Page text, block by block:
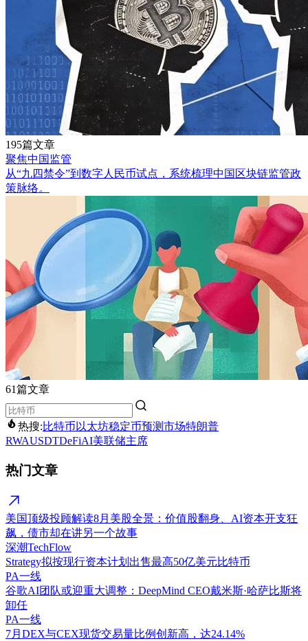
195篇文章
聚焦中国监管
从“九四禁令”到数字人民币试点，系统梳理中国区块链监管政
策脉络。
61篇文章
热搜:比特币 以太坊稳定币预测市场特朗普
RWAUSDTDeFiAI美联储主席
热门文章
美国顶级投顾解读8月美股全景：价值股翻身、AI资本开支狂
飙，债市却在讲另一个故事
深潮TechFlow
Strategy拟按现行资本计划出售最高50亿美元比特币
PA一线
谷歌AI团队或迎重大调整：DeepMind CEO戴米斯·哈萨比斯将
卸任
PA一线
7月DEX与CEX现货交易量比例创新高，达24.14%